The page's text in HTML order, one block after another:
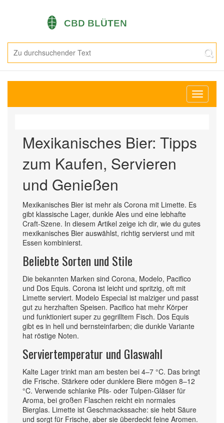
Mexikanisches Bier: Tipps
zum Kaufen, Servieren
und Genießen
Mexikanisches Bier ist mehr als Corona mit Limette. Es
gibt klassische Lager, dunkle Ales und eine lebhafte
Craft-Szene. In diesem Artikel zeige ich dir, wie du gutes
mexikanisches Bier auswählst, richtig servierst und mit
Essen kombinierst.
Beliebte Sorten und Stile
Die bekannten Marken sind Corona, Modelo, Pacifico
und Dos Equis. Corona ist leicht und spritzig, oft mit
Limette serviert. Modelo Especial ist malziger und passt
gut zu herzhaften Speisen. Pacifico hat mehr Körper
und funktioniert super zu gegrilltem Fisch. Dos Equis
gibt es in hell und bernsteinfarben; die dunkle Variante
hat röstige Noten.
Serviertemperatur und Glaswahl
Kalte Lager trinkt man am besten bei 4–7 °C. Das bringt
die Frische. Stärkere oder dunklere Biere mögen 8–12
°C. Verwende schlanke Pils- oder Tulpen-Gläser für
Aroma, bei großen Flaschen reicht ein normales
Bierglas. Limette ist Geschmackssache: sie hebt Säure
und sorgt für Frische, aber sie überdeckt feine Aromen.